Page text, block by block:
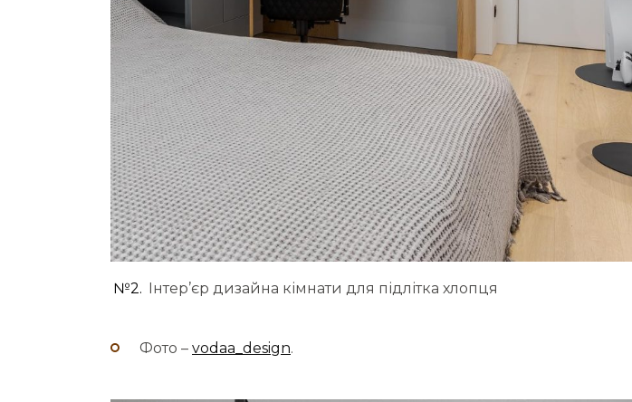
№2. Інтер’єр дизайна кімнати для підлітка хлопця
Фото – vodaa_design.